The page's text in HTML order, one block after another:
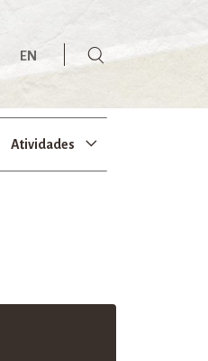
EN
Atividades